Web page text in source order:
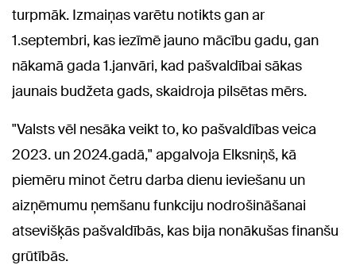
turpmāk. Izmaiņas varētu notikts gan ar
1.septembri, kas iezīmē jauno mācību gadu, gan
nākamā gada 1.janvāri, kad pašvaldībai sākas
jaunais budžeta gads, skaidroja pilsētas mērs.
"Valsts vēl nesāka veikt to, ko pašvaldības veica
2023. un 2024.gadā," apgalvoja Elksniņš, kā
piemēru minot četru darba dienu ieviešanu un
aizņēmumu ņemšanu funkciju nodrošināšanai
atsevišķās pašvaldībās, kas bija nonākušas finanšu
grūtībās.